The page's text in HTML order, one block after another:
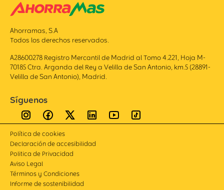
Ahorramas, S.A
Todos los derechos reservados.
A28600278 Registro Mercantil de Madrid al Tomo 4.221, Hoja M-
70185 Ctra. Arganda del Rey a Velilla de San Antonio, km.5 (28891-
Velilla de San Antonio), Madrid.
Síguenos
Política de cookies
Declaración de accesibilidad
Politica de Privacidad
Aviso Legal
Términos y Condiciones
Informe de sostenibilidad